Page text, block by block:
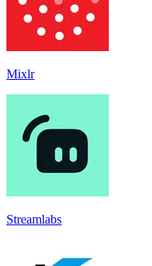
Mixlr
Streamlabs